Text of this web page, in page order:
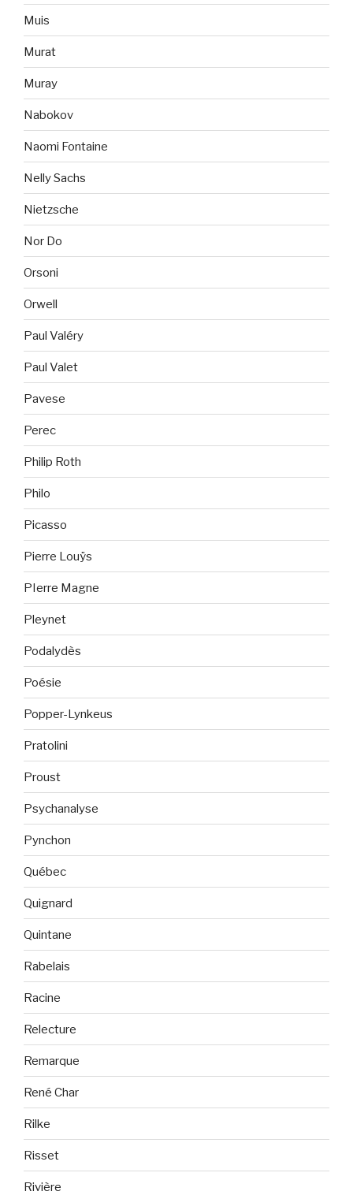
Muis
Murat
Muray
Nabokov
Naomi Fontaine
Nelly Sachs
Nietzsche
Nor Do
Orsoni
Orwell
Paul Valéry
Paul Valet
Pavese
Perec
Philip Roth
Philo
Picasso
Pierre Louÿs
PIerre Magne
Pleynet
Podalydès
Poésie
Popper-Lynkeus
Pratolini
Proust
Psychanalyse
Pynchon
Québec
Quignard
Quintane
Rabelais
Racine
Relecture
Remarque
René Char
Rilke
Risset
Rivière